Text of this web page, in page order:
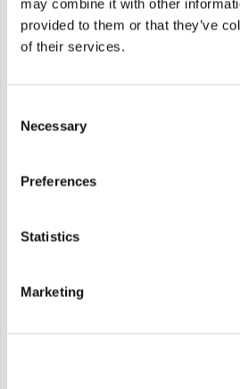
may combine it with other
provided to them or that they’ve
of their services.
Selection
Necessary
Preferences
Statistics
Marketing
Ja, ni får publicera min fråga
BOSCH HOME & GARDEN